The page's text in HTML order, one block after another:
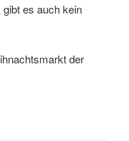
es auch kein
der